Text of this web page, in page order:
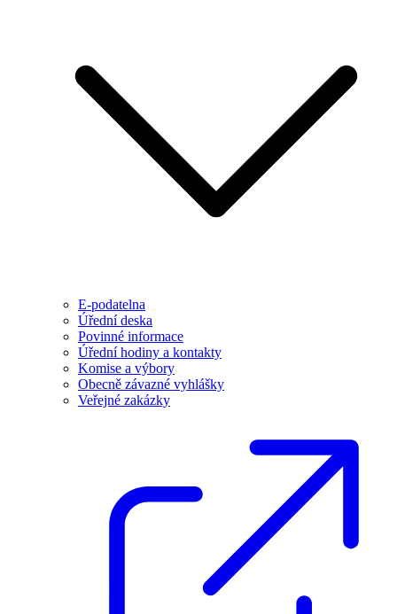
E-podatelna
Úřední deska
Povinné informace
Úřední hodiny a kontakty
Komise a výbory
Obecně závazné vyhlášky
Veřejné zakázky